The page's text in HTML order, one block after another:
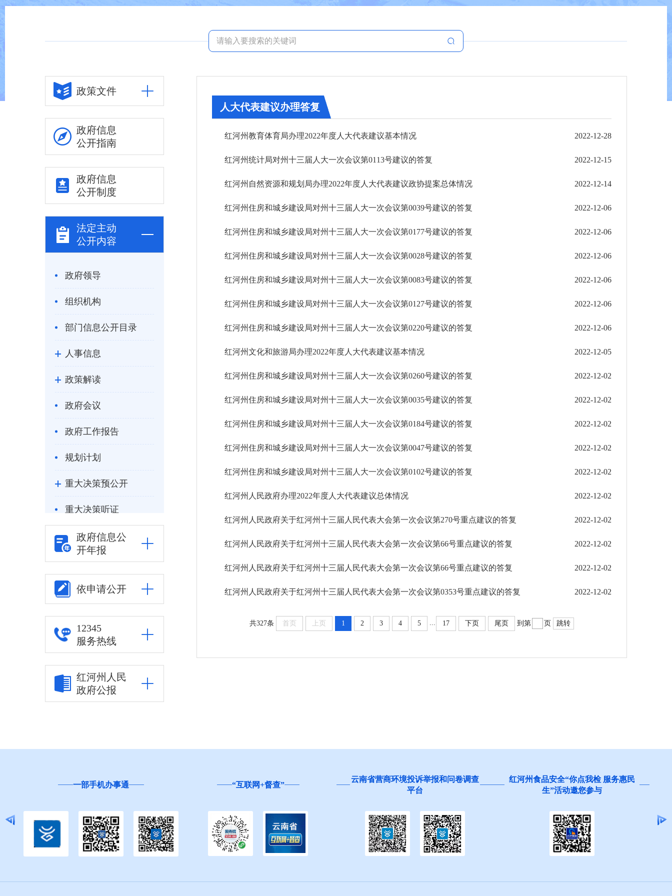
政策文件
政府信息
公开指南
政府信息
公开制度
法定主动
公开内容
政府领导
组织机构
部门信息公开目录
人事信息
政策解读
政府会议
政府工作报告
规划计划
重大决策预公开
重大决策听证
统计信息
自然资源
公安司法
重点领域信息公开
其他
权责清单
行政事项
2021年
2022年
答复
政府信息公
开年报
依申请公开
12345
服务热线
红河州人民
政府公报
人大代表建议办理答复
红河州教育体育局办理2022年度人大代表建议基本情况 2022-12-28
红河州统计局对州十三届人大一次会议第0113号建议的答复 2022-12-15
红河州自然资源和规划局办理2022年度人大代表建议政协提案总体情况 2022-12-14
红河州住房和城乡建设局对州十三届人大一次会议第0039号建议的答复 2022-12-06
红河州住房和城乡建设局对州十三届人大一次会议第0177号建议的答复 2022-12-06
红河州住房和城乡建设局对州十三届人大一次会议第0028号建议的答复 2022-12-06
红河州住房和城乡建设局对州十三届人大一次会议第0083号建议的答复 2022-12-06
红河州住房和城乡建设局对州十三届人大一次会议第0127号建议的答复 2022-12-06
红河州住房和城乡建设局对州十三届人大一次会议第0220号建议的答复 2022-12-06
红河州文化和旅游局办理2022年度人大代表建议基本情况 2022-12-05
红河州住房和城乡建设局对州十三届人大一次会议第0260号建议的答复 2022-12-02
红河州住房和城乡建设局对州十三届人大一次会议第0035号建议的答复 2022-12-02
红河州住房和城乡建设局对州十三届人大一次会议第0184号建议的答复 2022-12-02
红河州住房和城乡建设局对州十三届人大一次会议第0047号建议的答复 2022-12-02
红河州住房和城乡建设局对州十三届人大一次会议第0102号建议的答复 2022-12-02
红河州人民政府办理2022年度人大代表建议总体情况 2022-12-02
红河州人民政府关于红河州十三届人民代表大会第一次会议第270号重点建议的答复 2022-12-02
红河州人民政府关于红河州十三届人民代表大会第一次会议第66号重点建议的答复 2022-12-02
红河州人民政府关于红河州十三届人民代表大会第一次会议第66号重点建议的答复 2022-12-02
红河州人民政府关于红河州十三届人民代表大会第一次会议第0353号重点建议的答复 2022-12-02
共327条 首页 上页 1 2 3 4 5 ... 17 下页 尾页 到第 页 跳转
一部手机办事通 “互联网+督查”
云南省营商环境投诉举报和问卷调查
平台
红河州食品安全“你点我检 服务惠民
生”活动邀您参与